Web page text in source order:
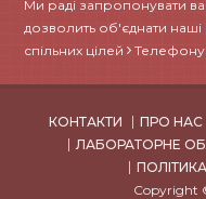
Ми раді запропонувати
дозволить об'єднати
спільних цілей
КОНТАКТИ ПРО НАС
ЛАБОРАТОРНЕ
Copyright